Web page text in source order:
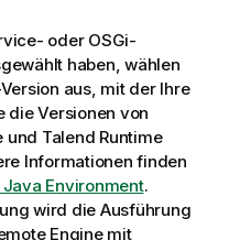
oder OSGi-
haben, wählen
aus, mit der Ihre
die Versionen von
und Talend Runtime
Informationen finden
Environment.
wird die Ausführung
Engine mit